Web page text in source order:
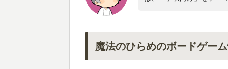
魔法のひらめのボードゲー